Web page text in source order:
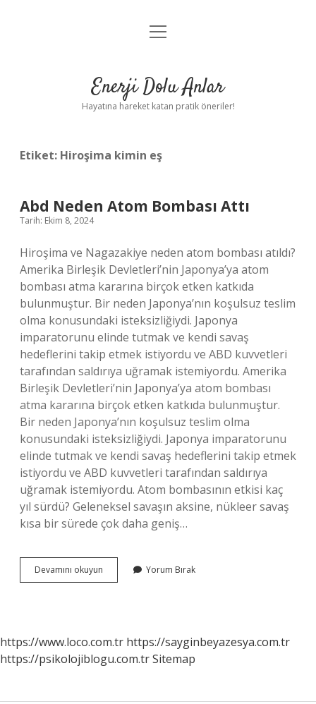
Anasayfa
Yasal Uyarı
menüyü
Enerji Dolu Anlar
Hayatına hareket katan pratik öneriler!
Etiket: Hiroşima kimin eş
Abd Neden Atom Bombası Attı
Tarih: Ekim 8, 2024
Hiroşima ve Nagazakiye neden atom bombası atıldı?
Amerika Birleşik Devletleri’nin Japonya’ya atom
bombası atma kararına birçok etken katkıda
bulunmuştur. Bir neden Japonya’nın koşulsuz teslim
olma konusundaki isteksizliğiydi. Japonya
imparatorunu elinde tutmak ve kendi savaş
hedeflerini takip etmek istiyordu ve ABD kuvvetleri
tarafından saldırıya uğramak istemiyordu. Amerika
Birleşik Devletleri’nin Japonya’ya atom bombası
atma kararına birçok etken katkıda bulunmuştur.
Bir neden Japonya’nın koşulsuz teslim olma
konusundaki isteksizliğiydi. Japonya imparatorunu
elinde tutmak ve kendi savaş hedeflerini takip etmek
istiyordu ve ABD kuvvetleri tarafından saldırıya
uğramak istemiyordu. Atom bombasının etkisi kaç
yıl sürdü? Geleneksel savaşın aksine, nükleer savaş
kısa bir sürede çok daha geniş…
Devamını okuyun
Neden
Yorum Bırak
https://www.loco.com.tr https://sayginbeyazesya.com.tr
https://psikolojiblogu.com.trSitemap